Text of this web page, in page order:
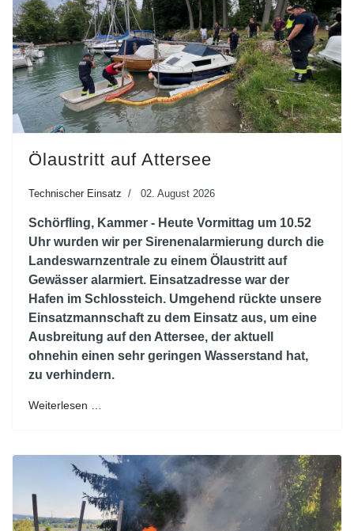
Ölaustritt auf Attersee
Technischer Einsatz 02. August 2026
Schörfling, Kammer - Heute Vormittag um 10.52
Uhr wurden wir per Sirenenalarmierung durch die
Landeswarnzentrale zu einem Ölaustritt auf
Gewässer alarmiert. Einsatzadresse war der
Hafen im Schlossteich. Umgehend rückte unsere
Einsatzmannschaft zu dem Einsatz aus, um eine
Ausbreitung auf den Attersee, der aktuell
ohnehin einen sehr geringen Wasserstand hat,
zu verhindern.
Weiterlesen …